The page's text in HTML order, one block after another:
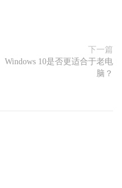
下一篇
Windows 10是否更适合于老电
脑？